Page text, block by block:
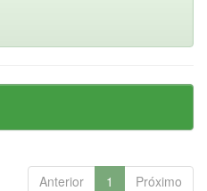
Anterior 1 Próximo